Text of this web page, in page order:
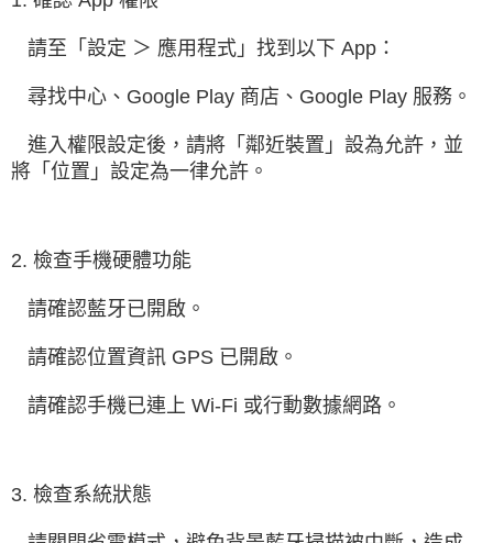
請至「設定 ＞ 應用程式」找到以下 App：
尋找中心、Google Play 商店、Google Play 服務。
進入權限設定後，請將「鄰近裝置」設為允許，並
將「位置」設定為一律允許。
2. 檢查手機硬體功能
請確認藍牙已開啟。
請確認位置資訊 GPS 已開啟。
請確認手機已連上 Wi-Fi 或行動數據網路。
3. 檢查系統狀態